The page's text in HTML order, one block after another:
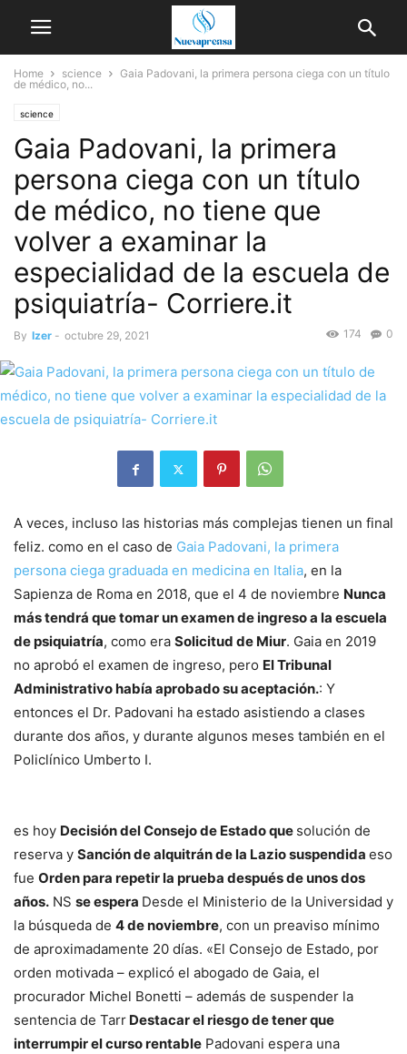
Home science
Gaia Padovani, la primera persona ciega con un título
de médico, no...
science
Gaia Padovani, la primera
persona ciega con un título
de médico, no tiene que
volver a examinar la
especialidad de la escuela de
psiquiatría- Corriere.it
By Izer - octubre 29, 2021 0
174
A veces, incluso las historias más complejas tienen un final
feliz. como en el caso de Gaia Padovani, la primera
persona ciega graduada en medicina en Italia, en la
Sapienza de Roma en 2018, que el 4 de noviembre Nunca
más tendrá que tomar un examen de ingreso a la escuela
de psiquiatría, como era Solicitud de Miur. Gaia en 2019
no aprobó el examen de ingreso, pero El Tribunal
Administrativo había aprobado su aceptación.: Y
entonces el Dr. Padovani ha estado asistiendo a clases
durante dos años, y durante algunos meses también en el
Policlínico Umberto I.
es hoy Decisión del Consejo de Estado que solución de
reserva y Sanción de alquitrán de la Lazio suspendida eso
fue Orden para repetir la prueba después de unos dos
años. NS se espera Desde el Ministerio de la Universidad y
la búsqueda de 4 de noviembre, con un preaviso mínimo
de aproximadamente 20 días. «El Consejo de Estado, por
orden motivada – explicó el abogado de Gaia, el
procurador Michel Bonetti – además de suspender la
sentencia de Tarr Destacar el riesgo de tener que
interrumpir el curso rentable Padovani espera una